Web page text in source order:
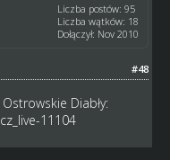
Liczba postów: 95
Liczba wątków: 18
Dołączył: Nov 2010
#48
Diabły:
11104